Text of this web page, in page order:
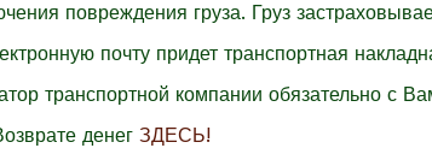
повреждения груза. Груз
почту придет транспортная
транспортной компании обязательно с
денег ЗДЕСЬ!